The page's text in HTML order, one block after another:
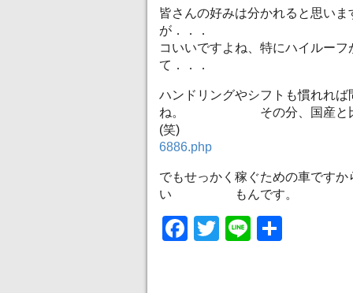
皆さんの好みは分かれると思いま
が．．．
コいいですよね、特にハイルー
て．．．
ハンドリングやシフトも慣れれ
ね。 その分、国産と比べた
(
6886.php
でもせっかく稼ぐための車です
い もんです。
Facebook
Twitter
Line